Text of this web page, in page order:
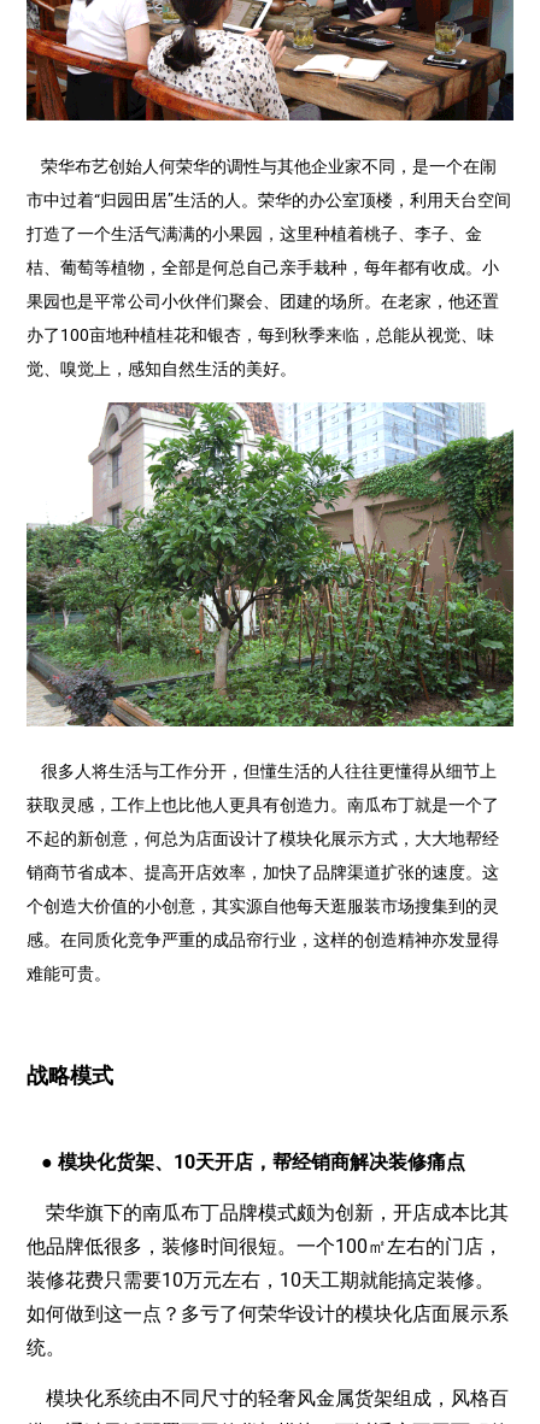
荣华布艺创始人何荣华的调性与其他企业家不同，是一个在闹
市中过着“归园田居”生活的人。荣华的办公室顶楼，利用天台空间
打造了一个生活气满满的小果园，这里种植着桃子、李子、金
桔、葡萄等植物，全部是何总自己亲手栽种，每年都有收成。小
果园也是平常公司小伙伴们聚会、团建的场所。在老家，他还置
办了100亩地种植桂花和银杏，每到秋季来临，总能从视觉、味
觉、嗅觉上，感知自然生活的美好。
很多人将生活与工作分开，但懂生活的人往往更懂得从细节上
获取灵感，工作上也比他人更具有创造力。南瓜布丁就是一个了
不起的新创意，何总为店面设计了模块化展示方式，大大地帮经
销商节省成本、提高开店效率，加快了品牌渠道扩张的速度。这
个创造大价值的小创意，其实源自他每天逛服装市场搜集到的灵
感。在同质化竞争严重的成品帘行业，这样的创造精神亦发显得
难能可贵。
战略模式
● 模块化货架、10天开店，帮经销商解决装修痛点
荣华旗下的南瓜布丁品牌模式颇为创新，开店成本比其
他品牌低很多，装修时间很短。一个100㎡左右的门店，
装修花费只需要10万元左右，10天工期就能搞定装修。
如何做到这一点？多亏了何荣华设计的模块化店面展示系
统。
模块化系统由不同尺寸的轻奢风金属货架组成，风格百